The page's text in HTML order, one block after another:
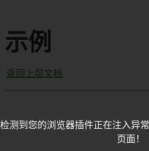
示例
返回上层文档
检测到您的浏览器插件正在注入异
页面！